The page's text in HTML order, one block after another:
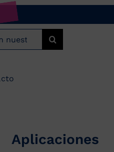
Aplicaciones